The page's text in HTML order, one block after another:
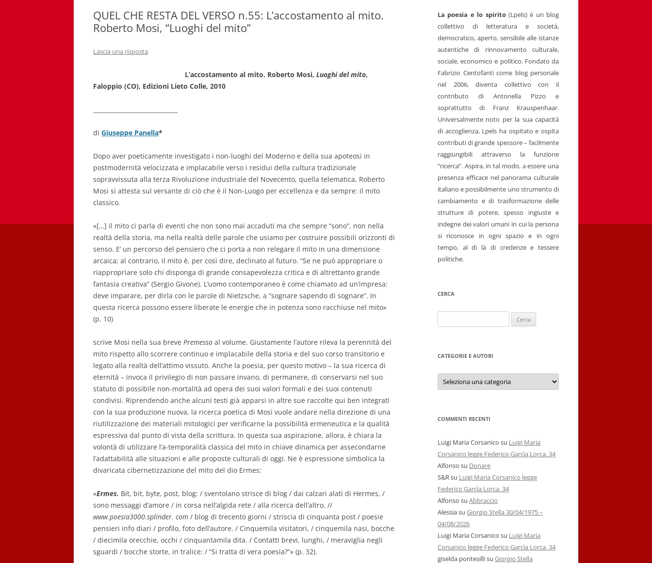
GIOVANNI NUSCIS
MARINO MAGLIANI
RICCARDO FERRAZZI
ROBERTO PLEVANO
QUEL CHE RESTA DEL VERSO n.55: L’accostamento al mito.
Roberto Mosi, “Luoghi del mito”
Lascia una risposta
L’accostamento al mito. Roberto Mosi, Luoghi del mito,
Faloppio (CO), Edizioni Lieto Colle, 2010
di Giuseppe Panella*
Dopo aver poeticamente investigato i non-luoghi del Moderno e della sua apoteosi in
postmodernità velocizzata e implacabile verso i residui della cultura tradizionale
sopravvissuta alla terza Rivoluzione industriale del Novecento, quella telematica, Roberto
Mosi si attesta sul versante di ciò che è il Non-Luogo per eccellenza e da sempre: il mito
classico.
«[…] il mito ci parla di eventi che non sono mai accaduti ma che sempre “sono”, non nella
realtà della storia, ma nella realtà delle parole che usiamo per costruire possibili orizzonti di
senso. E’ un percorso del pensiero che ci porta a non relegare il mito in una dimensione
arcaica; al contrario, il mito è, per così dire, declinato al futuro. “Se ne può appropriare o
riappropriare solo chi disponga di grande consapevolezza critica e di altrettanto grande
fantasia creativa” (Sergio Givone). L’uomo contemporaneo è come chiamato ad un’impresa:
deve imparare, per dirla con le parole di Nietzsche, a “sognare sapendo di sognare”. In
questa ricerca possono essere liberate le energie che in potenza sono racchiuse nel mito»
(p. 10)
scrive Mosi nella sua breve Premessa al volume. Giustamente l’autore rileva la perennità del
mito rispetto allo scorrere continuo e implacabile della storia e del suo corso transitorio e
legato alla realtà dell’attimo vissuto. Anche la poesia, per questo motivo – la sua ricerca di
eternità – invoca il privilegio di non passare invano, di permanere, di conservarsi nel suo
statuto di possibile non-mortalità ad opera dei suoi valori formali e dei suoi contenuti
condivisi. Riprendendo anche alcuni testi già apparsi in altre sue raccolte qui ben integrati
con la sua produzione nuova, la ricerca poetica di Mosi vuole andare nella direzione di una
riutilizzazione dei materiali mitologici per verificarne la possibilità ermeneutica e la qualità
espressiva dal punto di vista della scrittura. In questa sua aspirazione, allora, è chiara la
volontà di utilizzare l’a-temporalità classica del mito in chiave dinamica per assecondarne
l’adattabilità alle situazioni e alle proposte culturali di oggi. Ne è espressione simbolica la
divaricata cibernetizzazione del mito del dio Ermes:
«Ermes. Bit, bit, byte, post, blog: / sventolano strisce di blog / dai calzari alati di Hermes, /
sono messaggi d’amore / in corsa nell’algida rete / alla ricerca dell’altro. //
www.poesia3000.splinder. com / blog di trecento giorni / striscia di cinquanta post / poesie
pensieri info diari / profilo, foto dell’autore. / Cinquemila visitatori, / cinquemila nasi, bocche
/ diecimila orecchie, occhi / cinquantamila dita. / Contatti brevi, lunghi, / meraviglia negli
sguardi / bocche storte, in tralice: / “Si tratta di vera poesia?”» (p. 32).
La poesia e lo spirito(Lpels) è un blog
collettivo di letteratura e società,
democratico, aperto, sensibile alle istanze
autentiche di rinnovamento culturale,
sociale, economico e politico. Fondato da
Fabrizio Centofanti come blog personale
nel 2006, diventa collettivo con il
contributo di Antonella Pizzo e
soprattutto di Franz Krauspenhaar.
Universalmente noto per la sua capacità
di accoglienza, Lpels ha ospitato e ospita
contributi di grande spessore – facilmente
raggiungibili attraverso la funzione
“ricerca”. Aspira, in tal modo, a essere una
presenza efficace nel panorama culturale
italiano e possibilmente uno strumento di
cambiamento e di trasformazione delle
strutture di potere, spesso ingiuste e
indegne dei valori umani in cui la persona
si riconosce in ogni spazio e in ogni
tempo, al di là di credenze e tessere
politiche.
CERCA
per:
CATEGORIE E AUTORI
Categorie
autori
COMMENTI RECENTI
Luigi Maria Corsanico su Luigi Maria
Corsanico legge Federico Garcìa Lorca. 34
Alfonso su Donare
S&Rsu Luigi Maria Corsanico legge
Federico Garcìa Lorca. 34
Alfonso su Abbraccio
Alessiasu Giorgio Stella 30/04/1975 –
04/08/2026
Luigi Maria Corsanico su Luigi Maria
Corsanico legge Federico Garcìa Lorca. 34
giselda pontesillisu Giorgio Stella